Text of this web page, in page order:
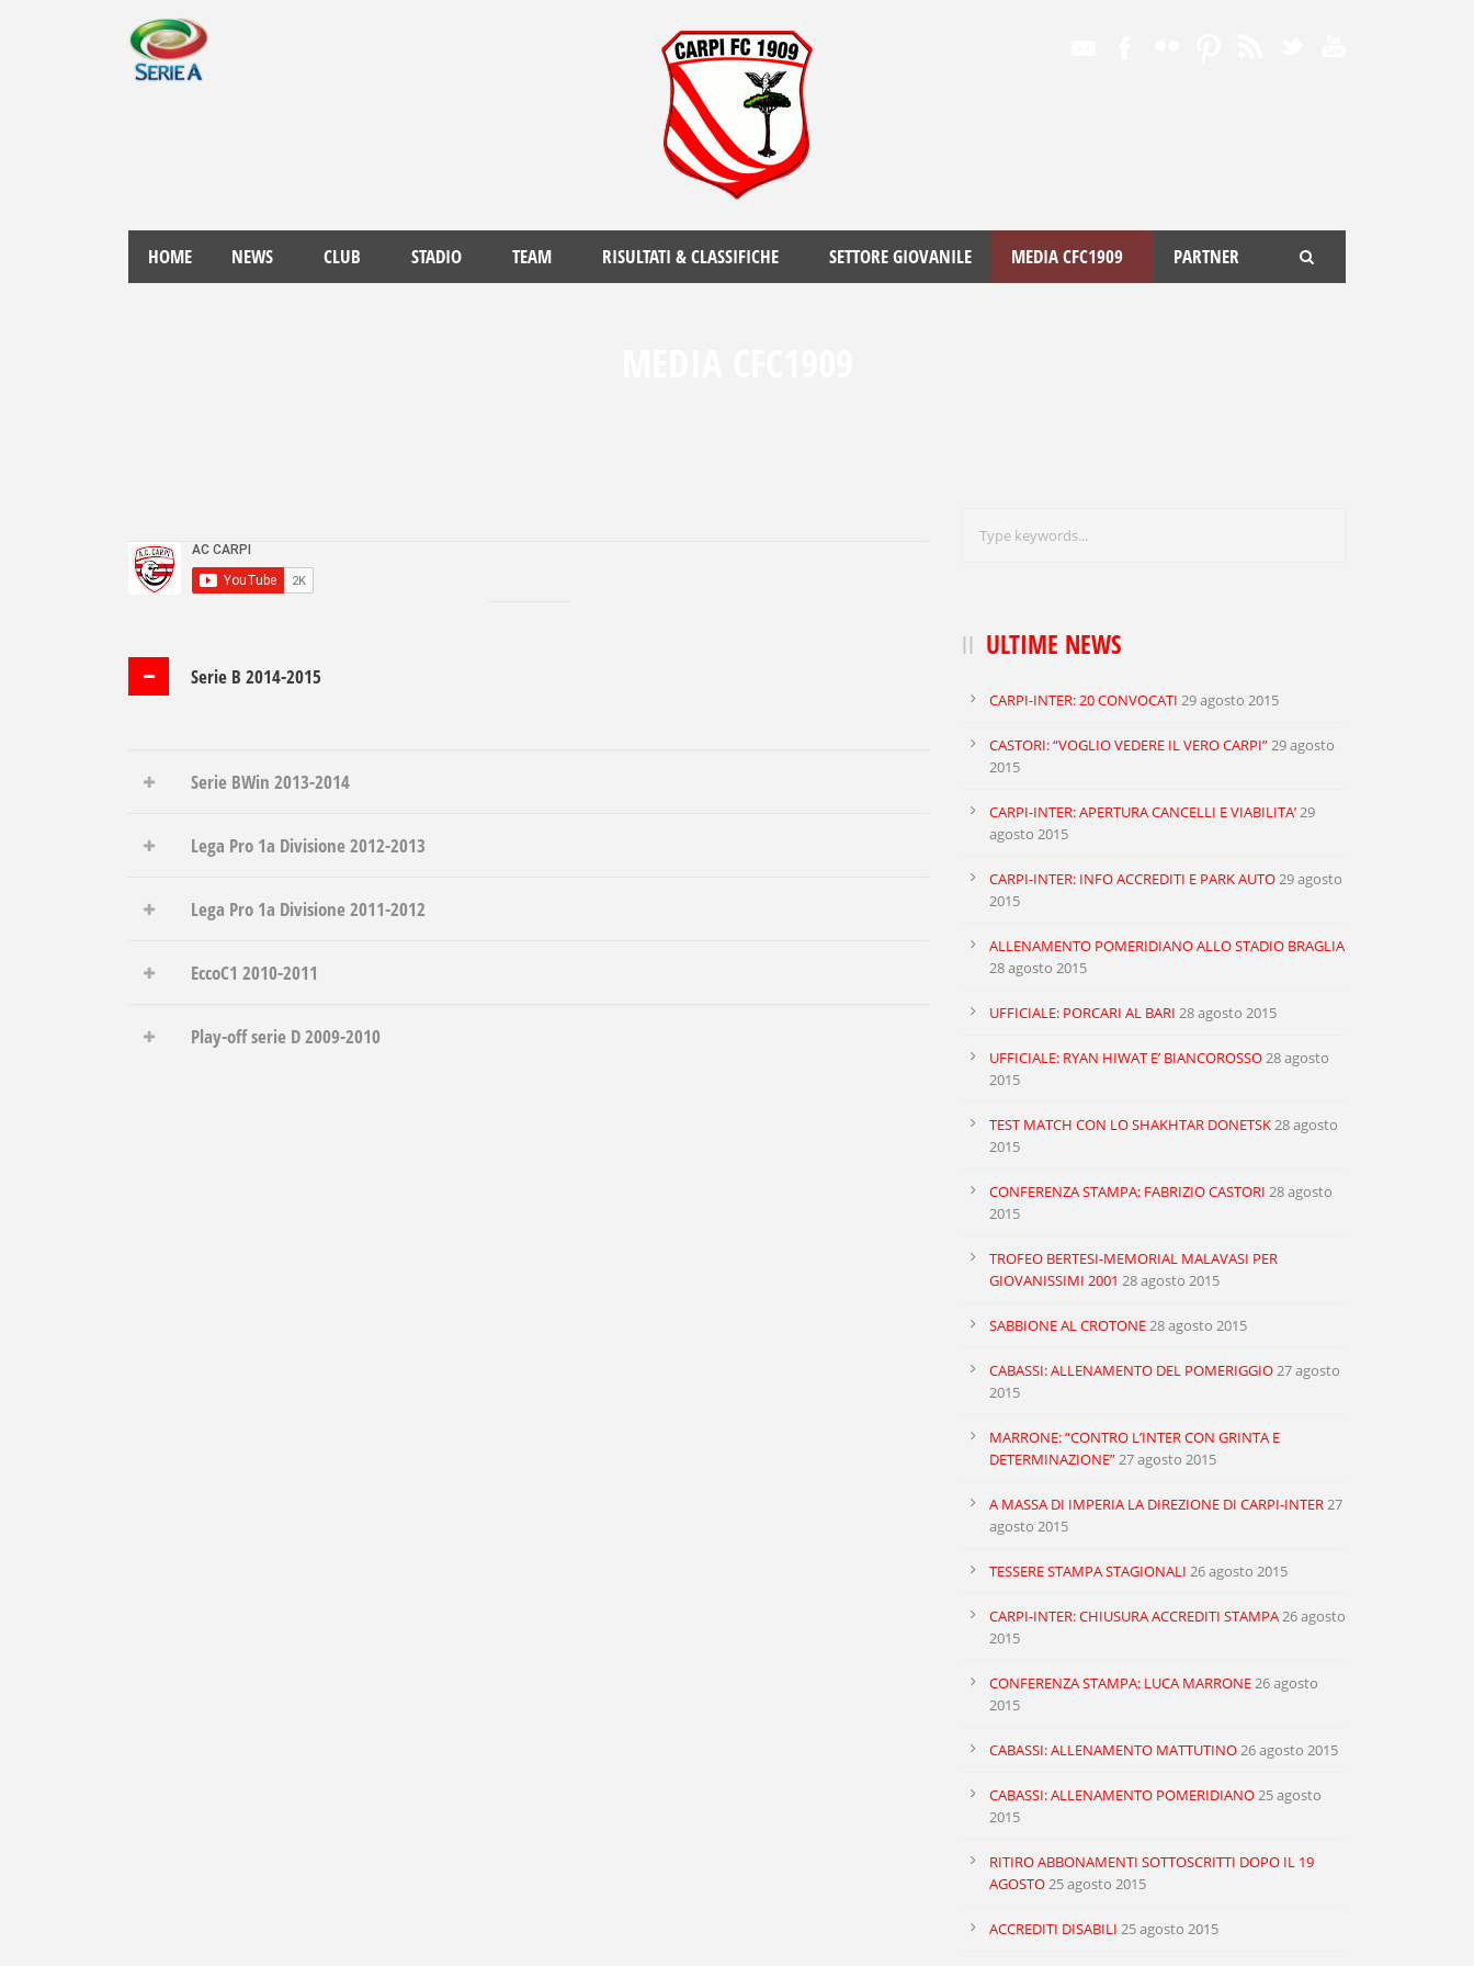
HOME NEWS CLUB STADIO TEAM RISULTATI & CLASSIFICHE SETTORE GIOVANILE MEDIA CFC1909 PARTNER
Serie B 2014-2015
Serie BWin 2013-2014
Lega Pro 1a Divisione 2012-2013
Lega Pro 1a Divisione 2011-2012
EccoC1 2010-2011
Play-off serie D 2009-2010
ULTIME NEWS
CARPI-INTER: 20 CONVOCATI 29 agosto 2015
CASTORI: “VOGLIO VEDERE IL VERO CARPI”29 agosto
2015
CARPI-INTER: APERTURA CANCELLI E VIABILITA’29
agosto 2015
CARPI-INTER: INFO ACCREDITI E PARK AUTO29 agosto
2015
ALLENAMENTO POMERIDIANO ALLO STADIO BRAGLIA
28 agosto 2015
UFFICIALE: PORCARI AL BARI 28 agosto 2015
UFFICIALE: RYAN HIWAT E’ BIANCOROSSO28 agosto
2015
TEST MATCH CON LO SHAKHTAR DONETSK28 agosto
2015
CONFERENZA STAMPA: FABRIZIO CASTORI 28 agosto
2015
TROFEO BERTESI-MEMORIAL MALAVASI PER
GIOVANISSIMI 2001 28 agosto 2015
SABBIONE AL CROTONE28 agosto 2015
CABASSI: ALLENAMENTO DEL POMERIGGIO27 agosto
2015
MARRONE: “CONTRO L’INTER CON GRINTA E
DETERMINAZIONE”27 agosto 2015
A MASSA DI IMPERIA LA DIREZIONE DI CARPI-INTER27
agosto 2015
TESSERE STAMPA STAGIONALI 26 agosto 2015
CARPI-INTER: CHIUSURA ACCREDITI STAMPA26 agosto
2015
CONFERENZA STAMPA: LUCA MARRONE26 agosto
2015
CABASSI: ALLENAMENTO MATTUTINO26 agosto 2015
CABASSI: ALLENAMENTO POMERIDIANO25 agosto
2015
RITIRO ABBONAMENTI SOTTOSCRITTI DOPO IL 19
AGOSTO25 agosto 2015
ACCREDITI DISABILI 25 agosto 2015